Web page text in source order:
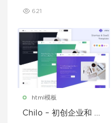
621
html模板
Chilo – 初创企业和 Sa